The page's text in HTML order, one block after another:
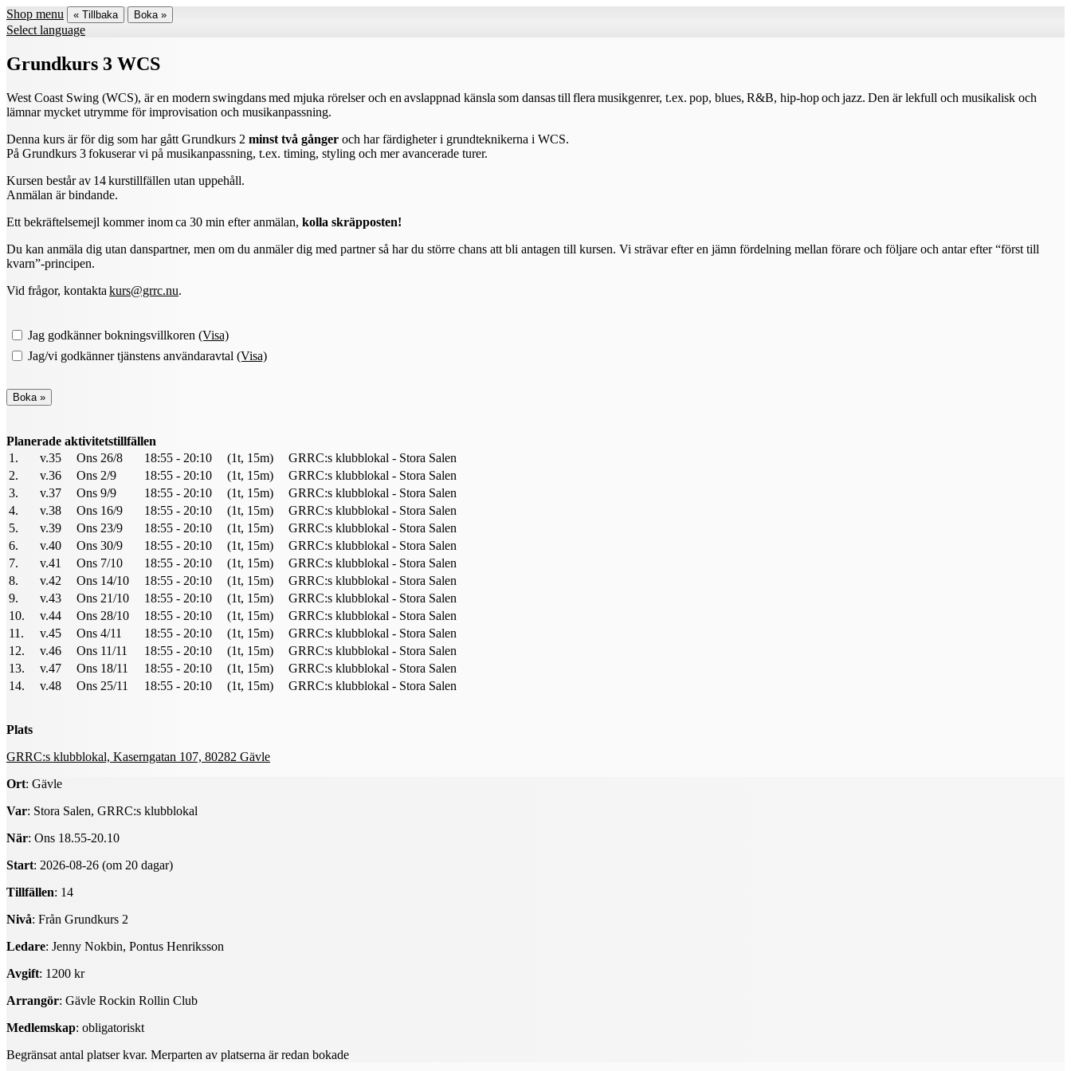
Shop menu « Tillbaka Boka »
Select language
Grundkurs 3 WCS
West Coast Swing (WCS), är en modern swingdans med mjuka rörelser och en avslappnad känsla som dansas till flera musikgenrer, t.ex. pop, blues, R&B, hip-hop och jazz. Den är lekfull och musikalisk och
lämnar mycket utrymme för improvisation och musikanpassning.
Denna kurs är för dig som har gått Grundkurs 2 minst två gånger och har färdigheter i grundteknikerna i WCS.
På Grundkurs 3 fokuserar vi på musikanpassning, t.ex. timing, styling och mer avancerade turer.
Kursen består av 14 kurstillfällen utan uppehåll.
Anmälan är bindande.
Ett bekräftelsemejl kommer inom ca 30 min efter anmälan, kolla skräpposten!
Du kan anmäla dig utan danspartner, men om du anmäler dig med partner så har du större chans att bli antagen till kursen. Vi strävar efter en jämn fördelning mellan förare och följare och antar efter “först till
kvarn”-principen.
Vid frågor, kontakta kurs@grrc.nu.
Jag godkänner bokningsvillkoren (Visa)
Jag/vi godkänner tjänstens användaravtal (Visa)
Planerade aktivitetstillfällen
1.
v.35 Ons 26/8 18:55 - 20:10 (1t, 15m)
GRRC:s klubblokal - Stora Salen
2.
v.36 Ons 2/9 18:55 - 20:10 (1t, 15m)
GRRC:s klubblokal - Stora Salen
3.
v.37 Ons 9/9 18:55 - 20:10 (1t, 15m)
GRRC:s klubblokal - Stora Salen
4.
v.38 Ons 16/9 18:55 - 20:10 (1t, 15m)
GRRC:s klubblokal - Stora Salen
5.
v.39 Ons 23/9 18:55 - 20:10 (1t, 15m)
GRRC:s klubblokal - Stora Salen
6.
v.40 Ons 30/9 18:55 - 20:10 (1t, 15m)
GRRC:s klubblokal - Stora Salen
7.
v.41 Ons 7/10 18:55 - 20:10 (1t, 15m)
GRRC:s klubblokal - Stora Salen
8.
v.42 Ons 14/10 18:55 - 20:10 (1t, 15m)
GRRC:s klubblokal - Stora Salen
9.
v.43 Ons 21/10 18:55 - 20:10 (1t, 15m)
GRRC:s klubblokal - Stora Salen
10.
v.44 Ons 28/10 18:55 - 20:10 (1t, 15m)
GRRC:s klubblokal - Stora Salen
11.
v.45 Ons 4/11 18:55 - 20:10 (1t, 15m)
GRRC:s klubblokal - Stora Salen
12.
v.46 Ons 11/11 18:55 - 20:10 (1t, 15m)
GRRC:s klubblokal - Stora Salen
13.
v.47 Ons 18/11 18:55 - 20:10 (1t, 15m)
GRRC:s klubblokal - Stora Salen
14.
v.48 Ons 25/11 18:55 - 20:10 (1t, 15m) GRRC:s klubblokal - Stora Salen
Plats
GRRC:s klubblokal, Kaserngatan 107, 80282 Gävle
Ort: Gävle
Var: Stora Salen, GRRC:s klubblokal
När: Ons 18.55-20.10
Start: 2026-08-26 (om 20 dagar)
Tillfällen: 14
Nivå: Från Grundkurs 2
Ledare: Jenny Nokbin, Pontus Henriksson
Avgift: 1200 kr
Arrangör: Gävle Rockin Rollin Club
Medlemskap: obligatoriskt
Begränsat antal platser kvar. Merparten av platserna är redan bokade